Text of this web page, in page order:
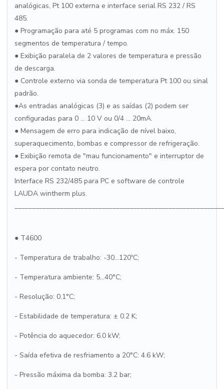
analógicas, Pt 100 externa e interface serial RS 232 / RS
485.
● Programação para até 5 programas com no máx. 150
segmentos de temperatura / tempo.
● Exibição paralela de 2 valores de temperatura e pressão
de descarga.
● Controle externo via sonda de temperatura Pt 100 ou sinal
padrão.
●As entradas analógicas (3) e as saídas (2) podem ser
configuradas para 0 ... 10 V ou 0/4 ... 20mA.
● Mensagem de erro para indicação de nível baixo,
superaquecimento, bombas e compressor de refrigeração.
● Exibição remota de "mau funcionamento" e interruptor de
espera por contato neutro.
Interface RS 232/485 para PC e software de controle
LAUDA wintherm plus.
● T4600
- Temperatura de trabalho: -30...120ºC;
- Temperatura ambiente: 5...40°C;
- Resolução: 0.1°C;
- Estabilidade de temperatura: ± 0.2 K;
- Potência do aquecedor: 6.0 kW;
- Saída efetiva de resfriamento a 20°C: 4.6 kW;
- Pressão máxima da bomba: 3.2 bar;